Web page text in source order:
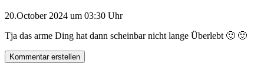
20.October 2024 um 03:30 Uhr
Tja das arme Ding hat dann scheinbar nicht lange Überlebt 🙂 🙂
Kommentar erstellen